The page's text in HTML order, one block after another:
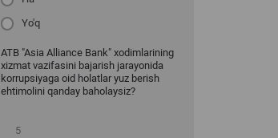
Yo'q
ATB "Asia Alliance Bank" xodimlarining
xizmat vazifasini bajarish jarayonida
korrupsiyaga oid holatlar yuz berish
ehtimolini qanday baholaysiz?